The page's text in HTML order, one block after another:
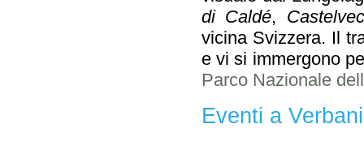
di Caldé,
vicina Svizzera. Il
e vi si immergono
Parco Nazionale
Eventi a